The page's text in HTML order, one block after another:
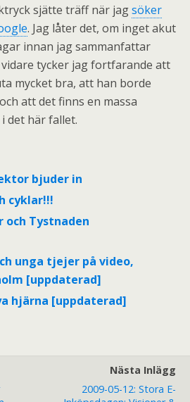
sjätte träff när jagsöker
. Jag låter det, om inget akut
innan jag sammanfattar
tycker jag fortfarande att
mycket bra, att han borde
att det finns en massa
det här fallet.
bjuder in
cyklar!!!
och Tystnaden
unga tjejer på video,
[uppdaterad]
hjärna [uppdaterad]
Nästa Inlägg
2009-05-12: Stora E-